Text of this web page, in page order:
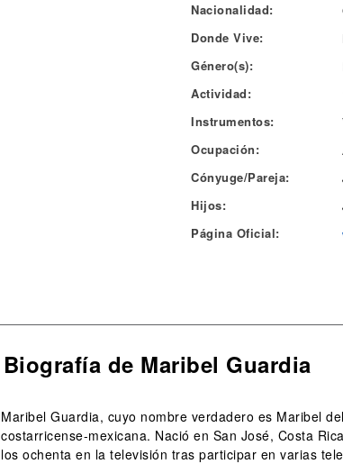
Nacionalidad:
Donde Vive:
Género(s):
Actividad:
Instrumentos:
Ocupación:
Cónyuge/Pareja:
Hijos:
Página Oficial:
Biografía de Maribel Guardia
Maribel Guardia, cuyo nombre verdadero es Maribel
costarricense-mexicana. Nació en San José, Costa
los ochenta en la televisión tras participar en varias